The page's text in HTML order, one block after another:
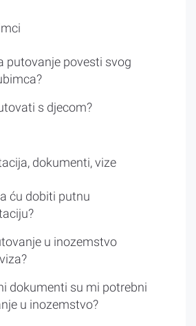
putovanje povesti svog
s djecom?
dokumenti, vize
ću dobiti putnu
u inozemstvo
dokumenti su mi potrebni
u inozemstvo?